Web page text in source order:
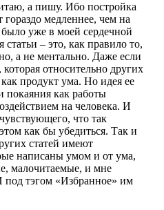
а пишу. Ибо постройка
медленнее, чем на
было уже в моей сердечной
статьи – это, как правило то,
а не ментально. Даже если
относительно других
продукт ума. Но идея ее
покаяния как работы
на человека. И
что так
как бы убедиться. Так и
статей имеют
написаны умом и от ума,
малочитаемые, и мне
под тэгом «Избранное» им